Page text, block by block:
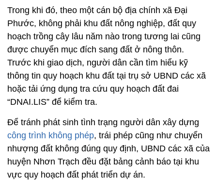
Trong khi đó, theo một cán bộ địa chính xã Đại
Phước, không phải khu đất nông nghiệp, đất quy
hoạch trồng cây lâu năm nào trong tương lai cũng
được chuyển mục đích sang đất ở nông thôn.
Trước khi giao dịch, người dân cần tìm hiểu kỹ
thông tin quy hoạch khu đất tại trụ sở UBND các xã
hoặc tải ứng dụng tra cứu quy hoạch đất đai
“DNAI.LIS” để kiểm tra.
Để tránh phát sinh tình trạng người dân xây dựng
công trình không phép, trái phép cũng như chuyển
nhượng đất không đúng quy định, UBND các xã của
huyện Nhơn Trạch đều đặt bảng cảnh báo tại khu
vực quy hoạch đất phát triển dự án.